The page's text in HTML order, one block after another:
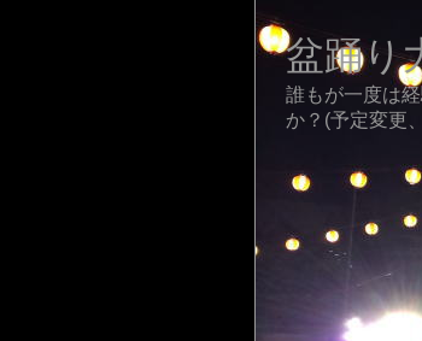
盆踊り
誰もが一度は
か？(予定変更